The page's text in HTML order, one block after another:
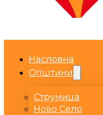
Насловна
Општини
Струмица
Ново Село